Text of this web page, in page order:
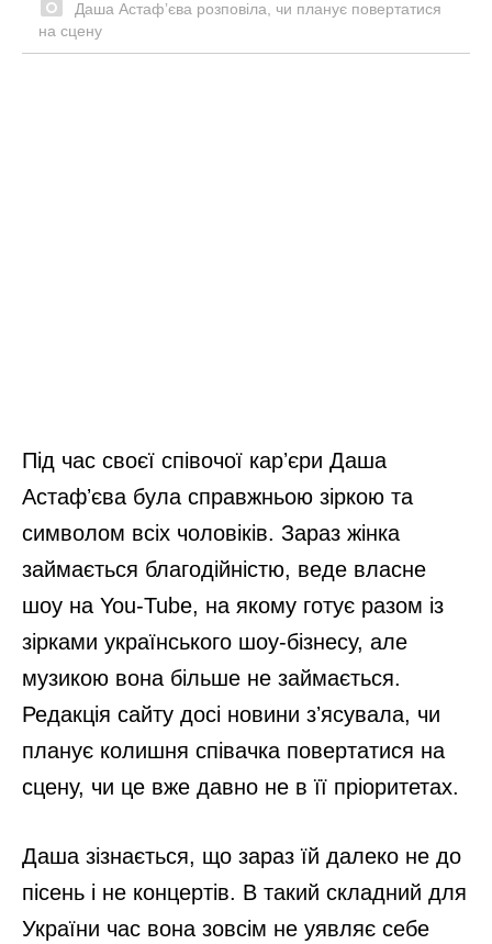
Даша Астафʼєва розповіла, чи планує повертатися
на сцену
Під час своєї співочої карʼєри Даша
Астафʼєва була справжньою зіркою та
символом всіх чоловіків. Зараз жінка
займається благодійністю, веде власне
шоу на You-Tube, на якому готує разом із
зірками українського шоу-бізнесу, але
музикою вона більше не займається.
Редакція сайту досі новини зʼясувала, чи
планує колишня співачка повертатися на
сцену, чи це вже давно не в її пріоритетах.
Даша зізнається, що зараз їй далеко не до
пісень і не концертів. В такий складний для
України час вона зовсім не уявляє себе